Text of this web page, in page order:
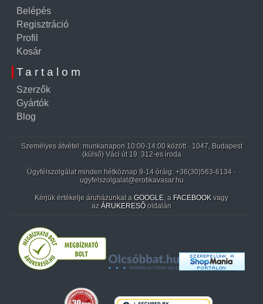
Belépés
Regisztráció
Profil
Kosár
Tartalom
Szerzők
Gyártók
Blog
Személyes átvétel: munkanapon 10:00-14:00 között · 1047, Budapest
(külső) Váci út 19. 312-es iroda
Ügyfélszolgálat minden hétköznap 9-14 óráig: +36(30)563-6134 ·
ugyfelszolgalat@erotikavasar.hu
Kérjük értékelje áruházunkat a GOOGLE, a FACEBOOK vagy
az ÁRUKERESŐ oldalán